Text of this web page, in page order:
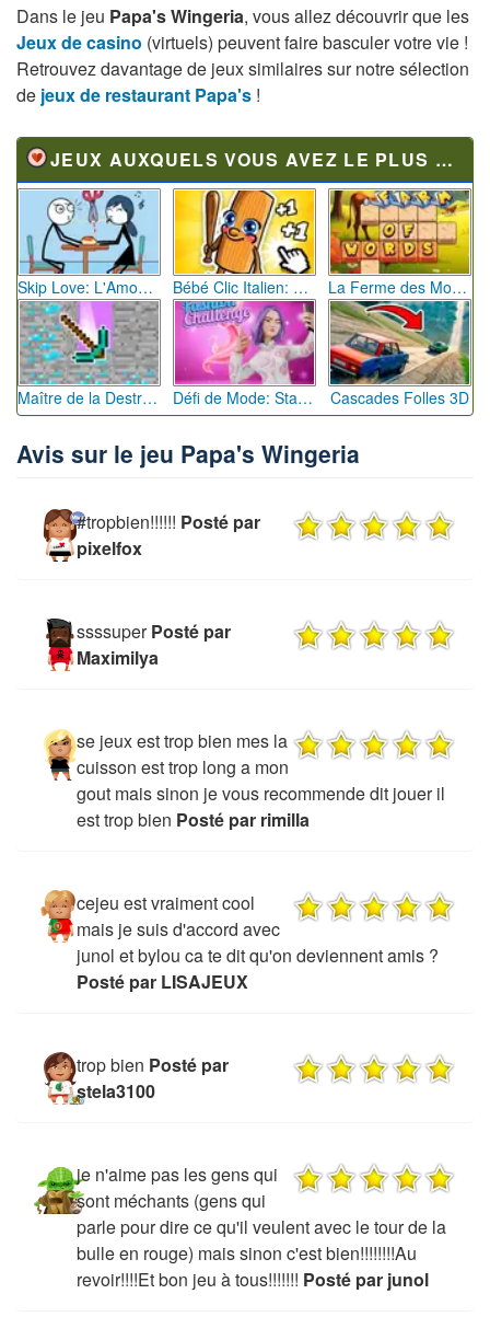
Dans le jeu Papa's Wingeria , vous allez découvrir que les
Jeux de casino (virtuels) peuvent faire basculer votre vie !
Retrouvez davantage de jeux similaires sur notre sélection
de jeux de restaurant Papa's !
JEUX AUXQUELS VOUS AVEZ LE PLUS JOUÉ
Cascades Folles 3D
Avis sur le jeu Papa's Wingeria
#tropbien!!!!!! Posté par
pixelfox
ssssuper Posté par
Maximilya
se jeux est trop bien mes la
cuisson est trop long a mon
gout mais sinon je vous recommende dit jouer il
est trop bien Posté par rimilla
cejeu est vraiment cool
mais je suis d'accord avec
junol et bylou ca te dit qu'on deviennent amis ?
Posté par LISAJEUX
trop bien Posté par
stela3100
je n'aime pas les gens qui
sont méchants (gens qui
parle pour dire ce qu'il veulent avec le tour de la
bulle en rouge) mais sinon c'est bien!!!!!!!!Au
revoir!!!!Et bon jeu à tous!!!!!!! Posté par junol